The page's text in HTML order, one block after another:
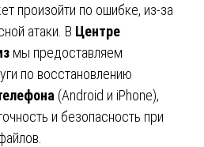
произойти по ошибке, из-за
атаки. В Центре
мы предоставляем
по восстановлению
(Android и iPhone),
и безопасность при